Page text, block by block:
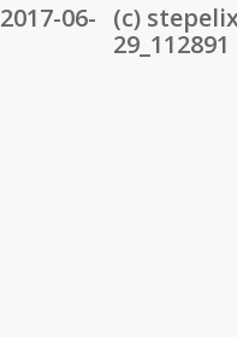
06- (c)
29_112891